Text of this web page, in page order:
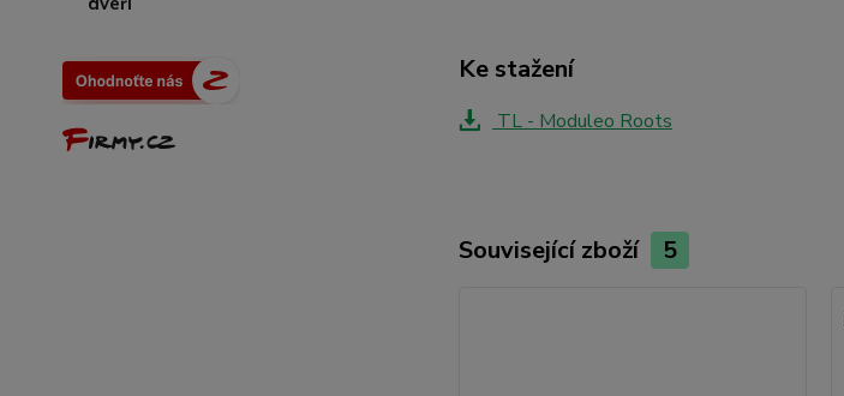
Ke stažení
TL - Moduleo Roots
Související zboží 5